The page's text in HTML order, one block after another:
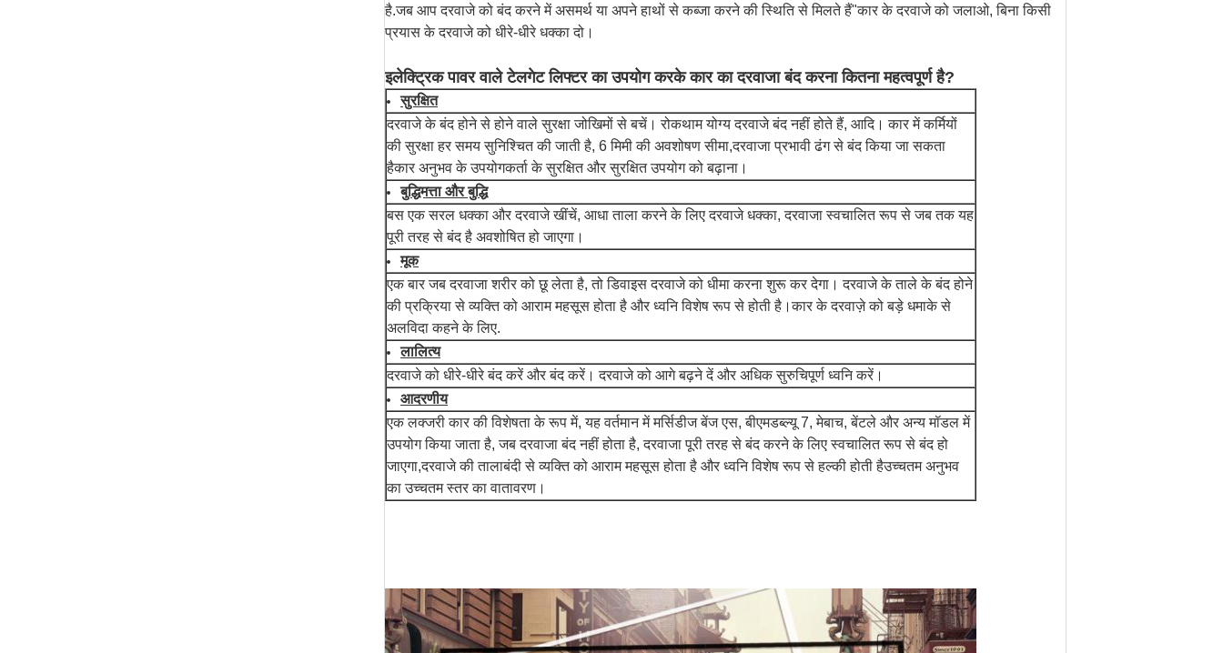
है.जब आप दरवाजे को बंद करने में असमर्थ या अपने हाथों से कब्जा करने की स्थिति से मिलते हैं"कार के दरवाजे को जलाओ, बिना किसी
प्रयास के दरवाजे को धीरे-धीरे धक्का दो।
इलेक्ट्रिक पावर वाले टेलगेट लिफ्टर का उपयोग करके कार का दरवाजा बंद करना कितना महत्वपूर्ण है?
सुरक्षित
दरवाजे के बंद होने से होने वाले सुरक्षा जोखिमों से बचें। रोकथाम योग्य दरवाजे बंद नहीं होते हैं, आदि। कार में कर्मियों
की सुरक्षा हर समय सुनिश्चित की जाती है, 6 मिमी की अवशोषण सीमा,दरवाजा प्रभावी ढंग से बंद किया जा सकता
हैकार अनुभव के उपयोगकर्ता के सुरक्षित और सुरक्षित उपयोग को बढ़ाना।
बुद्धिमत्ता और बुद्धि
बस एक सरल धक्का और दरवाजे खींचें, आधा ताला करने के लिए दरवाजे धक्का, दरवाजा स्वचालित रूप से जब तक यह
पूरी तरह से बंद है अवशोषित हो जाएगा।
मूक
एक बार जब दरवाजा शरीर को छू लेता है, तो डिवाइस दरवाजे को धीमा करना शुरू कर देगा। दरवाजे के ताले के बंद होने
की प्रक्रिया से व्यक्ति को आराम महसूस होता है और ध्वनि विशेष रूप से होती है।कार के दरवाज़े को बड़े धमाके से
अलविदा कहने के लिए.
लालित्य
दरवाजे को धीरे-धीरे बंद करें और बंद करें। दरवाजे को आगे बढ़ने दें और अधिक सुरुचिपूर्ण ध्वनि करें।
आदरणीय
एक लक्जरी कार की विशेषता के रूप में, यह वर्तमान में मर्सिडीज बेंज एस, बीएमडब्ल्यू 7, मेबाच, बेंटले और अन्य मॉडल में
उपयोग किया जाता है, जब दरवाजा बंद नहीं होता है, दरवाजा पूरी तरह से बंद करने के लिए स्वचालित रूप से बंद हो
जाएगा,दरवाजे की तालाबंदी से व्यक्ति को आराम महसूस होता है और ध्वनि विशेष रूप से हल्की होती हैउच्चतम अनुभव
का उच्चतम स्तर का वातावरण।